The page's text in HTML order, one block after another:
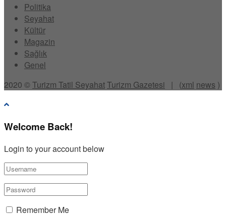
Politika
Seyahat
Kültür
Magazin
Sağlık
Genel
2020 ©Turizm Tatil SeyahatTurizm Gazetesi | (xml news )
Welcome Back!
Login to your account below
Remember Me